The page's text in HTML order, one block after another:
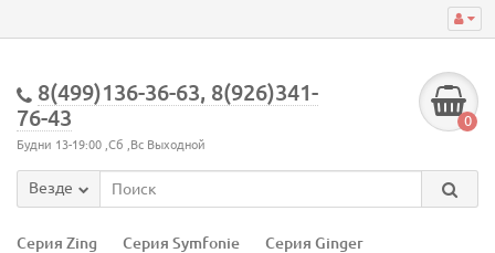
8(499)136-36-63, 8(926)341-
76-43
Будни 13-19:00 ,Сб ,Вс Выходной
0
Везде
Серия Zing Серия Symfonie
Серия Ginger